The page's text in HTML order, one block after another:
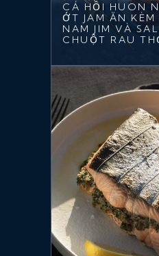
CÁ HỒI HUON
ỚT JAM ĂN
NAM JIM VÀ
CHUỘT RAU